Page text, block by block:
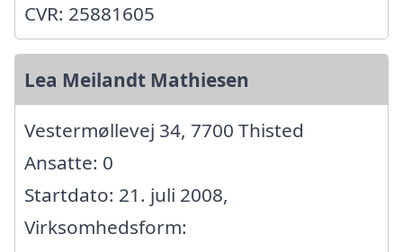
CVR: 25881605
Lea Meilandt Mathiesen
Vestermøllevej 34, 7700 Thisted
Ansatte: 0
Startdato: 21. juli 2008,
Virksomhedsform: